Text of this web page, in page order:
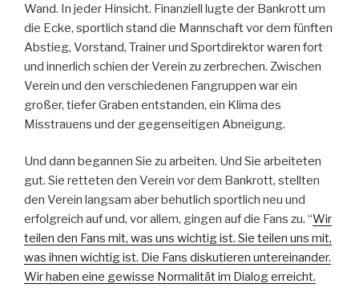
Wand. In jeder Hinsicht. Finanziell lugte der Bankrott um
die Ecke, sportlich stand die Mannschaft vor dem fünften
Abstieg, Vorstand, Trainer und Sportdirektor waren fort
und innerlich schien der Verein zu zerbrechen. Zwischen
Verein und den verschiedenen Fangruppen war ein
großer, tiefer Graben entstanden, ein Klima des
Misstrauens und der gegenseitigen Abneigung.
Und dann begannen Sie zu arbeiten. Und Sie arbeiteten
gut. Sie retteten den Verein vor dem Bankrott, stellten
den Verein langsam aber behutlich sportlich neu und
erfolgreich auf und, vor allem, gingen auf die Fans zu. “Wir
teilen den Fans mit, was uns wichtig ist. Sie teilen uns mit,
was ihnen wichtig ist. Die Fans diskutieren untereinander.
Wir haben eine gewisse Normalität im Dialog erreicht.